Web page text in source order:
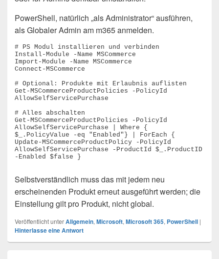
PowerShell, natürlich „als Administrator“ ausführen,
als Globaler Admin am m365 anmelden.
# PS Modul installieren und verbinden
Install-Module -Name MSCommerce
Import-Module -Name MSCommerce
Connect-MSCommerce
# Optional: Produkte mit Erlaubnis auflisten
Get-MSCommerceProductPolicies -PolicyId
AllowSelfServicePurchase
# Alles abschalten
Get-MSCommerceProductPolicies -PolicyId
AllowSelfServicePurchase | Where {
$_.PolicyValue -eq "Enabled"} | ForEach {
Update-MSCommerceProductPolicy -PolicyId
AllowSelfServicePurchase -ProductId $_.ProductID
Selbstverständlich muss das mit jedem neu
erscheinenden Produkt erneut ausgeführt werden; die
Einstellung gilt pro Produkt, nicht global.
Veröffentlicht unterAllgemein, Microsoft, Microsoft 365, PowerShell |
Hinterlasse eine Antwort